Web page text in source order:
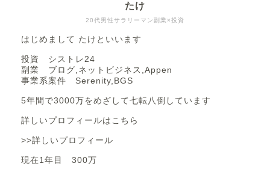
20代男性サラリーマン副業×投資
たけ
はじめまして たけといいます
投資 シストレ24
副業 ブログ,ネットビジネス,Appen
事業系案件 Serenity,BGS
5年間で3000万をめざして七転八倒しています
詳しいプロフィールはこちら
>>詳しいプロフィール
現在1年目 300万